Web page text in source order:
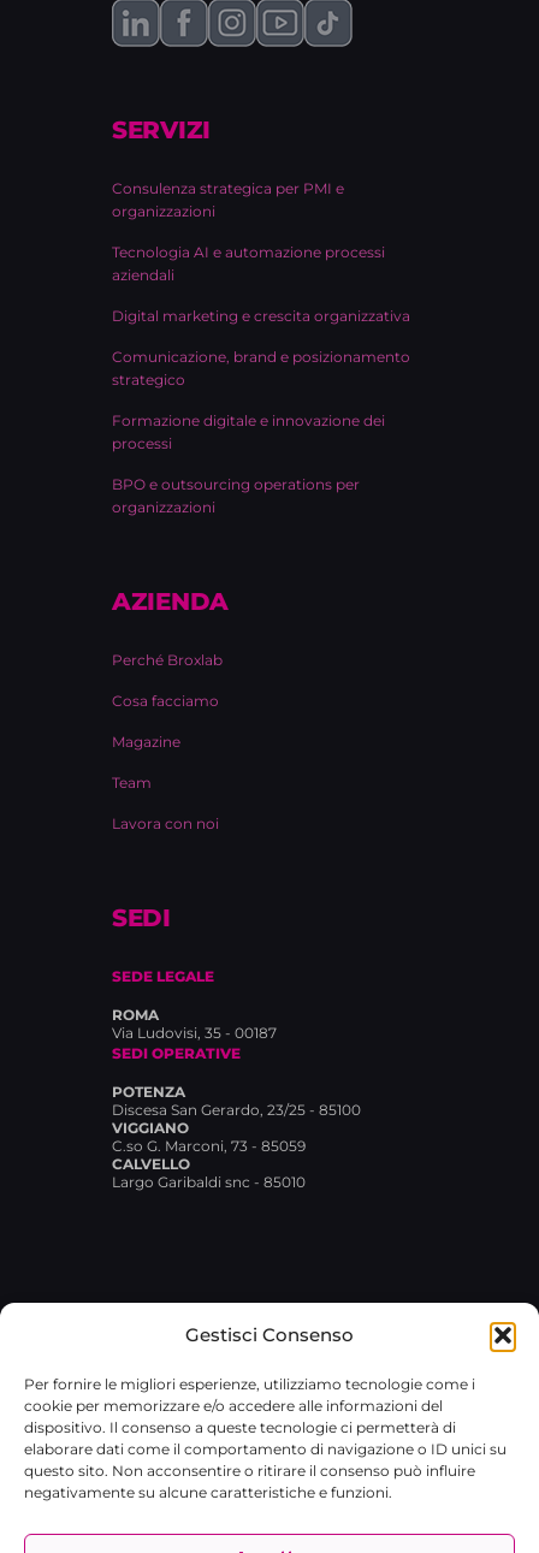
Gestisci Consenso
Per fornire le migliori esperienze, utilizziamo tecnologie come i
cookie per memorizzare e/o accedere alle informazioni del
dispositivo. Il consenso a queste tecnologie ci permetterà di
elaborare dati come il comportamento di navigazione o ID unici su
questo sito. Non acconsentire o ritirare il consenso può influire
negativamente su alcune caratteristiche e funzioni.
SERVIZI
Consulenza strategica per PMI e
organizzazioni
Tecnologia AI e automazione processi
aziendali
Digital marketing e crescita organizzativa
Comunicazione, brand e posizionamento
strategico
Formazione digitale e innovazione dei
processi
BPO e outsourcing operations per
organizzazioni
AZIENDA
Perché Broxlab
Cosa facciamo
Magazine
Team
Lavora con noi
SEDI
SEDE LEGALE
ROMA
Via Ludovisi, 35 - 00187
SEDI OPERATIVE
POTENZA
Discesa San Gerardo, 23/25 - 85100
VIGGIANO
C.so G. Marconi, 73 - 85059
CALVELLO
Largo Garibaldi snc - 85010
02029480767 · REA RM-1751733 ·
broxlab@pec.it·Privacy Policy